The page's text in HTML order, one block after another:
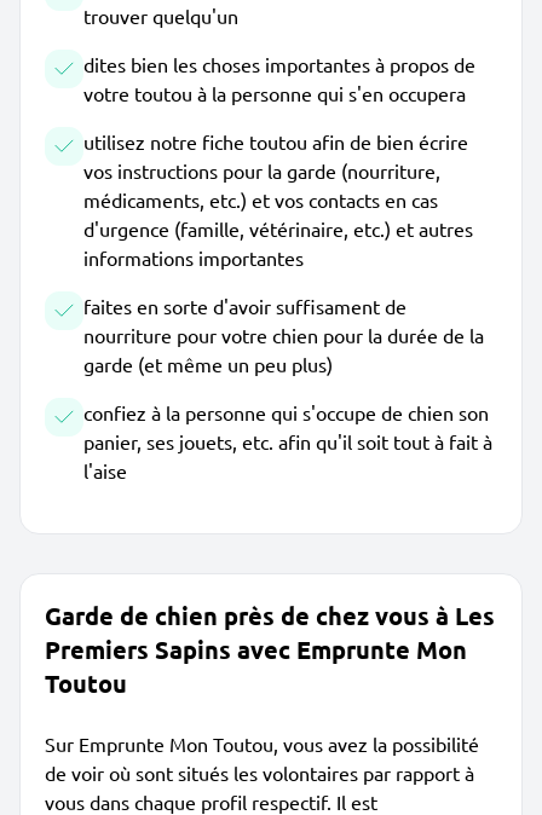
trouver quelqu'un
dites bien les choses importantes à propos de
votre toutou à la personne qui s'en occupera
utilisez notre fiche toutou afin de bien écrire
vos instructions pour la garde (nourriture,
médicaments, etc.) et vos contacts en cas
d'urgence (famille, vétérinaire, etc.) et autres
informations importantes
faites en sorte d'avoir suffisament de
nourriture pour votre chien pour la durée de la
garde (et même un peu plus)
confiez à la personne qui s'occupe de chien son
panier, ses jouets, etc. afin qu'il soit tout à fait à
l'aise
Garde de chien près de chez vous à Les
Premiers Sapins avec Emprunte Mon
Toutou
Sur Emprunte Mon Toutou, vous avez la possibilité
de voir où sont situés les volontaires par rapport à
vous dans chaque profil respectif. Il est